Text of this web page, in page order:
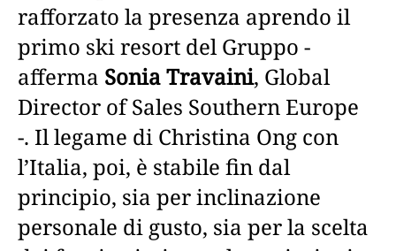
rafforzato la presenza aprendo il
primo ski resort del Gruppo -
afferma Sonia Travaini, Global
Director of Sales Southern Europe
-. Il legame di Christina Ong con
l’Italia, poi, è stabile fin dal
principio, sia per inclinazione
personale di gusto, sia per la scelta